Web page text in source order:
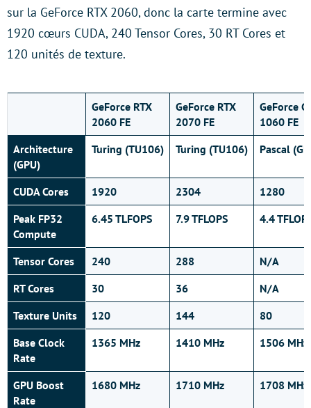
sur la GeForce RTX 2060, donc la carte termine avec
1920 cœurs CUDA, 240 Tensor Cores, 30 RT Cores et
120 unités de texture.
GeForce RTX
2060 FE
GeForce RTX
2070 FE
GeForce
1060 FE
Architecture
(GPU)
Turing (TU106) Turing (TU106) Pascal
CUDA Cores 1920 2304
1280
Peak FP32
Compute
6.45 TLFOPS 7.9 TFLOPS 4.4
Tensor Cores 240 288
N/A
RT Cores
30 36
N/A
Texture Units
120 144
80
Base Clock
Rate
1365 MHz 1410 MHz 1506 MHz
GPU Boost
Rate
1680 MHz 1710 MHz 1708 MHz